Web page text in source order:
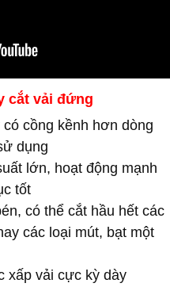
cắt vải đứng
cồng kềnh hơn dòng
dụng
lớn, hoạt động mạnh
tốt
có thể cắt hầu hết các
các loại mút, bạt một
xấp vải cực kỳ dày